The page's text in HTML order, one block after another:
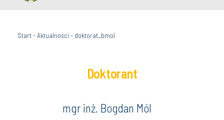
Start-Aktualności- doktorat_bmol
Doktorant
mgr inż. Bogdan Mól